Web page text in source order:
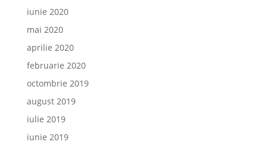
iunie 2020
mai 2020
aprilie 2020
februarie 2020
octombrie 2019
august 2019
iulie 2019
iunie 2019